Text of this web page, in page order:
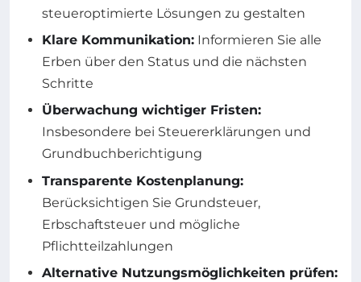
steueroptimierte Lösungen zu gestalten
Klare Kommunikation: Informieren Sie alle
Erben über den Status und die nächsten
Schritte
Überwachung wichtiger Fristen:
Insbesondere bei Steuererklärungen und
Grundbuchberichtigung
Transparente Kostenplanung:
Berücksichtigen Sie Grundsteuer,
Erbschaftsteuer und mögliche
Pflichtteilzahlungen
Alternative Nutzungsmöglichkeiten prüfen: